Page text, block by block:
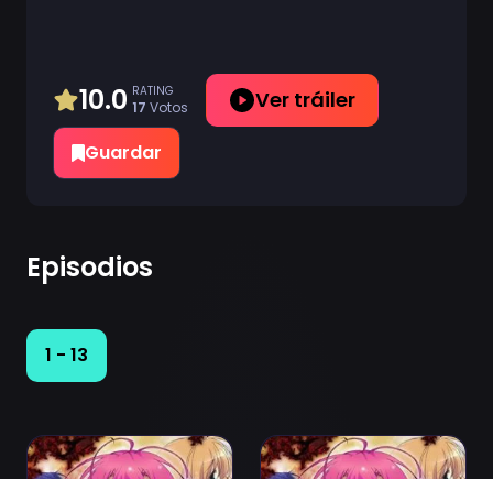
prácticamente inmortal, la cual deberá poner a
prueba si quiere recuperar a Saitohimea.
10.0 RATING
17 Votos Ver tráiler
Guardar
Episodios
1 - 13
Ver Itsuka Tenma no Kuro-Usagi Episodio 1
Ver Itsuka Tenma no